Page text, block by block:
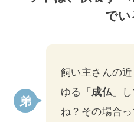
でい
飼い主さんの
ゆる「成仏」
ね？その場合っ